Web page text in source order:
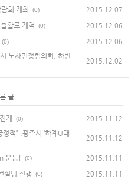
회 개최 (0) 2015.12.07
활로 개척 (0) 2015.12.06
(0) 2015.12.06
노사민정협의회, 하반
2015.12.02
글
개 (0) 2015.11.12
적” ,광주시 ‘하계U대
2015.11.12
운동! (0) 2015.11.11
설팅 진행 (0) 2015.11.11